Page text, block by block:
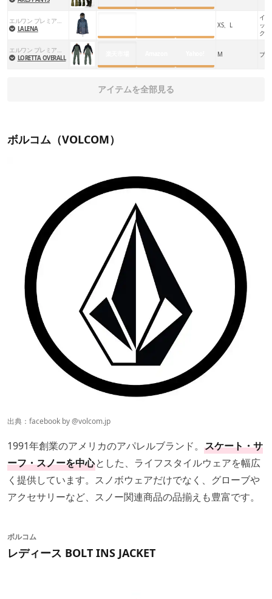
パウダーガードは、滑走時や転倒時に
が浸入するのを防ぐ機能。ジャケット内の裾部分にあり、
ボタンをフロントで留めて、パンツに被せて使用します。
さらに、パンツとドッキングできるタイプならより高い効
果が期待できます。
チケットホルダー
チケットホルダー
券やカード型の電子マネー などを入れておくのに便利で
エルワン プレミアム グッズ
LALENA
XS、L
イ
ッ
ク
エルワン プレミアム グッズ
LORETTA OVERALL
M ブ
アイテムを全部見る
ボルコム（VOLCOM）
出典：facebook by@volcom.jp
1991年創業のアメリカのアパレルブランド。 スケート・サ
ーフ・スノーを中心とした、ライフスタイルウェアを幅広
く提供しています。スノボウェアだけでなく、グローブや
アクセサリーなど、スノー関連商品の品揃えも豊富です。
ボルコム
レディース BOLT INS JACKET